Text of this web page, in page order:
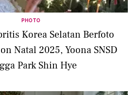
PHOTO
Korea Selatan Berfoto
Natal 2025, Yoona SNSD
Park Shin Hye